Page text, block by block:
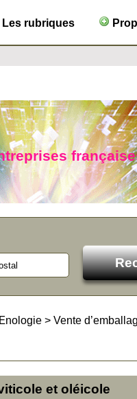
Les rubriques
> Vente
et oléicole